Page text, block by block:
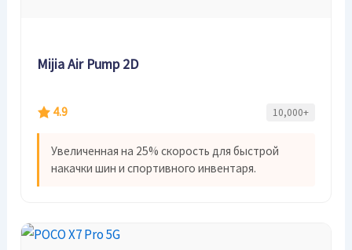
Mijia Air Pump 2D
4.9 10,000+
Увеличенная на 25% скорость для быстрой
накачки шин и спортивного инвентаря.